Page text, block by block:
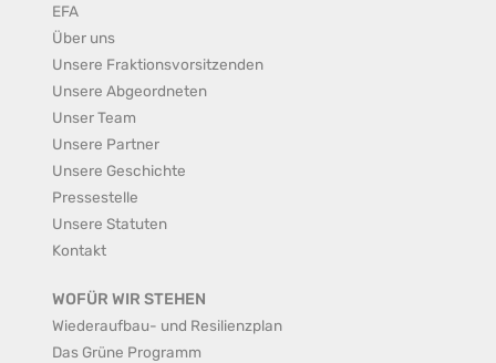
EFA
Über uns
Unsere Fraktionsvorsitzenden
Unsere Abgeordneten
Unser Team
Unsere Partner
Unsere Geschichte
Pressestelle
Unsere Statuten
Kontakt
WOFÜR WIR STEHEN
Wiederaufbau- und Resilienzplan
Das Grüne Programm